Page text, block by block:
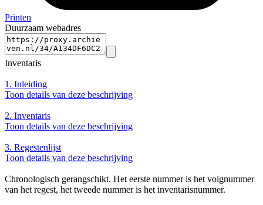
Printen
Duurzaam webadres
Inventaris
1. Inleiding
Toon details van deze beschrijving
2. Inventaris
Toon details van deze beschrijving
3. Regestenlijst
Toon details van deze beschrijving
Chronologisch gerangschikt. Het eerste nummer is het volgnummer
van het regest, het tweede nummer is het inventarisnummer.